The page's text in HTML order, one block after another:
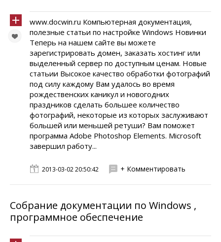
www.docwin.ru Компьютерная документация,
полезные статьи по настройке Windows Новинки
Теперь на нашем сайте вы можете
зарегистрировать домен, заказать хостинг или
выделенный сервер по доступным ценам. Новые
статьии Высокое качество обработки фотографий
под силу каждому Вам удалось во время
рождественских каникул и новогодних
праздников сделать большее количество
фотографий, некоторые из которых заслуживают
большей или меньшей ретуши? Вам поможет
программа Adobe Photoshop Elements. Microsoft
завершил работу...
2013-03-02 20:50:42 + Комментировать
Собрание документации по Windows ,
программное обеспечение